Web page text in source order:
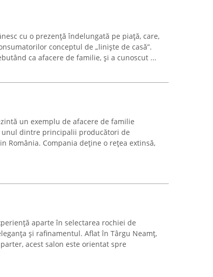
cu o prezență îndelungată pe piață, care,
conceptul de „liniște de casă”.
ca afacere de familie, și a cunoscut ...
un exemplu de afacere de familie
unul dintre principalii producători de
România. Compania deține o rețea extinsă,
aparte în selectarea rochiei de
și rafinamentul. Aflat în Târgu Neamț,
acest salon este orientat spre